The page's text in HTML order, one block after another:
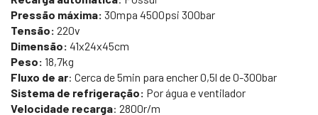
Pressão máxima: 30mpa 4500psi 300bar
Tensão: 220v
Dimensão: 41x24x45cm
Peso: 18,7kg
Fluxo de ar: Cerca de 5min para encher 0,5l de 0-300bar
Sistema de refrigeração: Por água e ventilador
Velocidade recarga: 2800r/m